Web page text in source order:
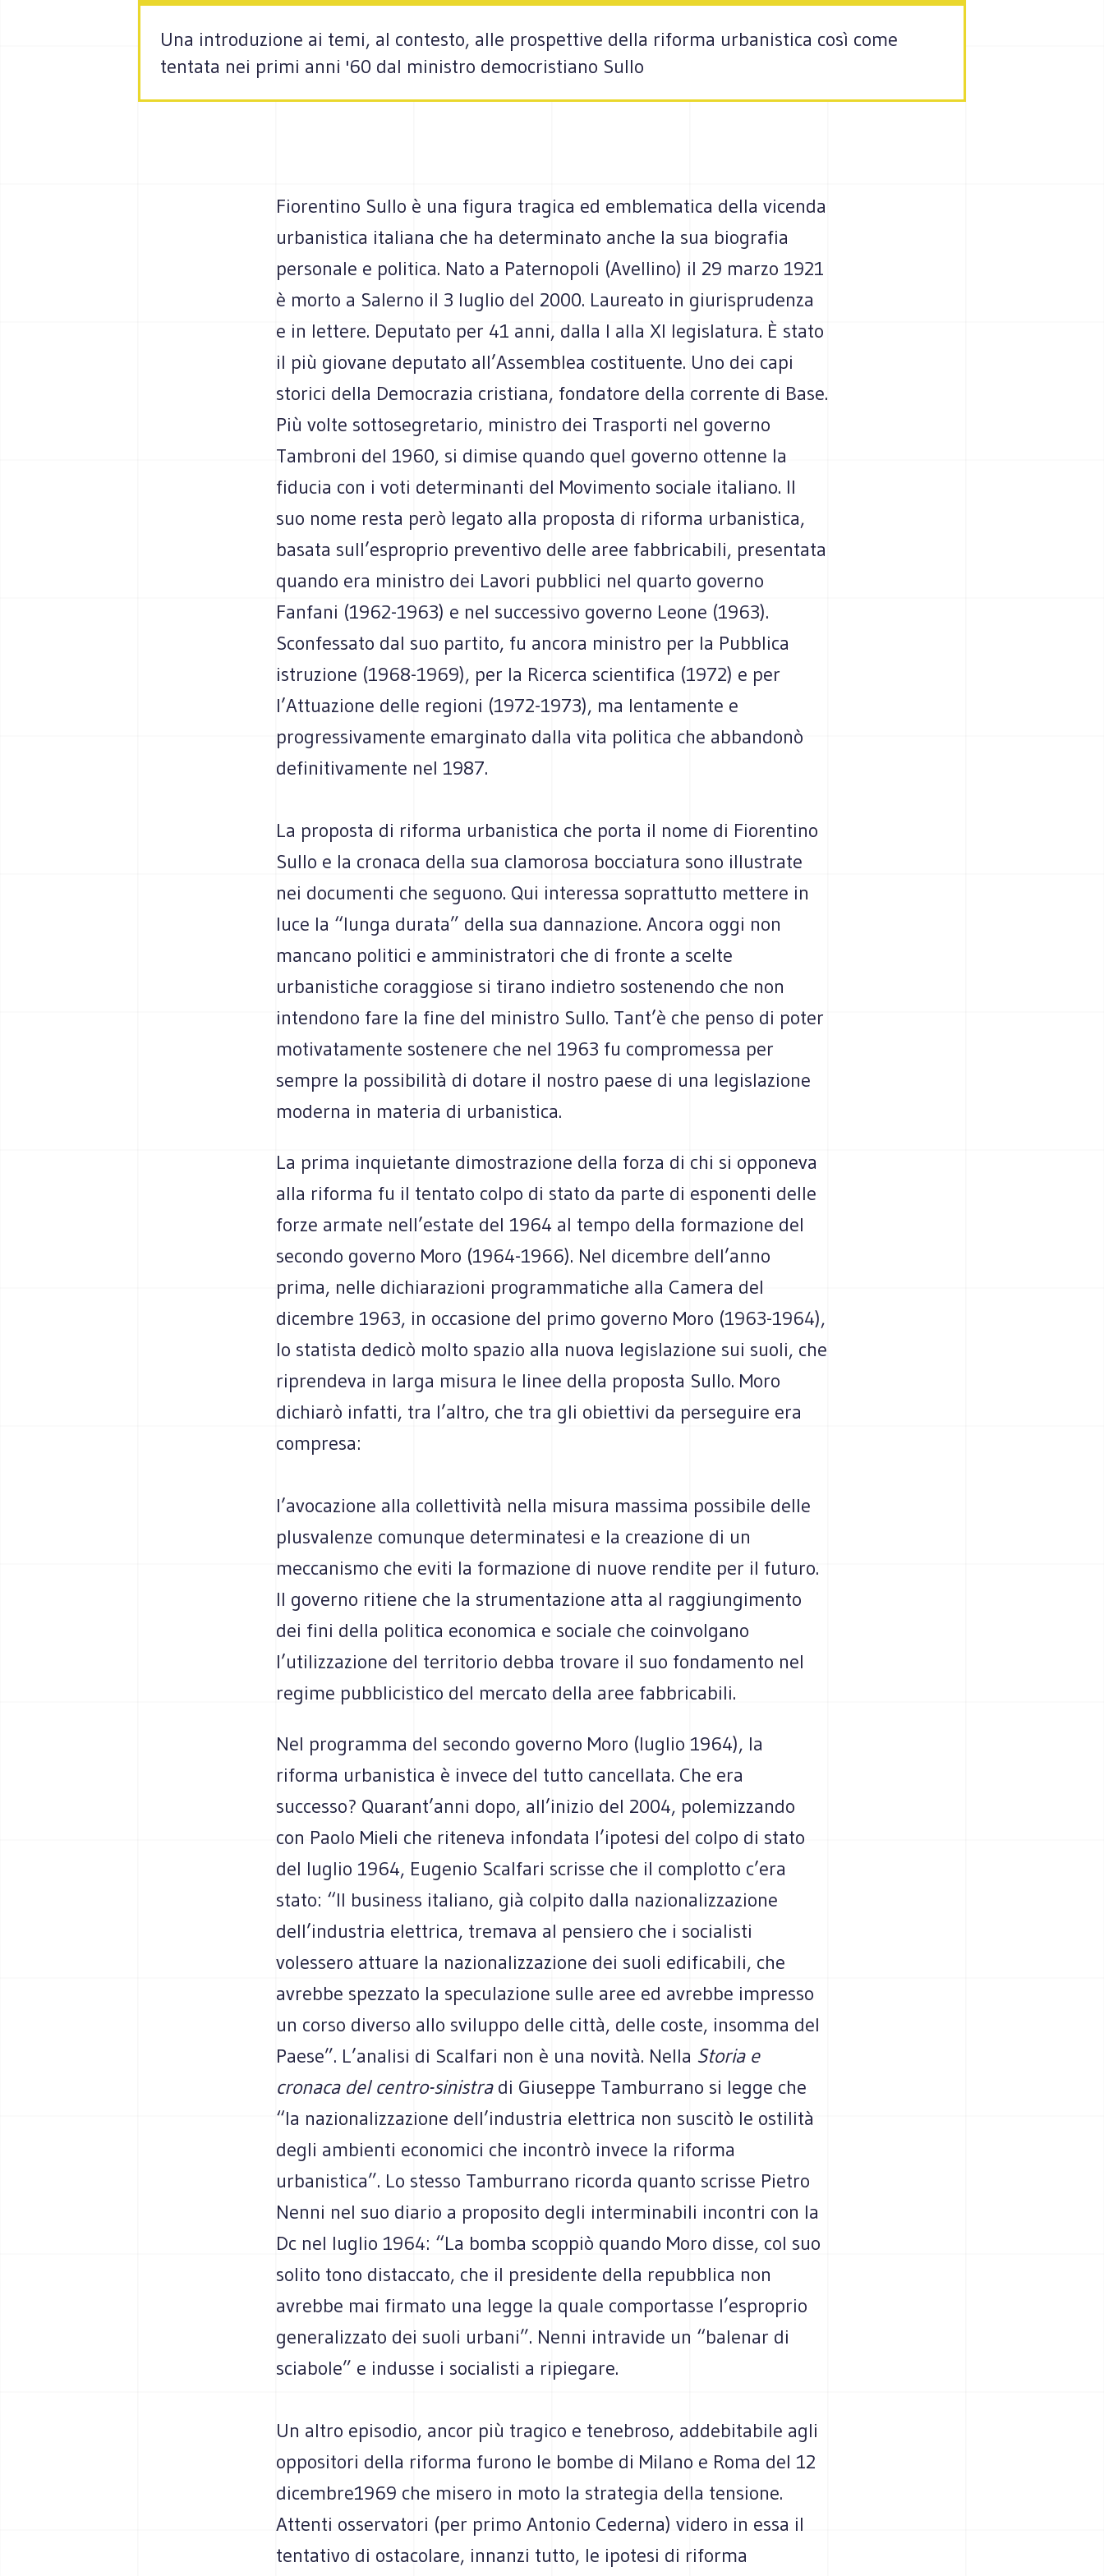
Una introduzione ai temi, al contesto, alle prospettive della riforma urbanistica così come
tentata nei primi anni '60 dal ministro democristiano Sullo
Fiorentino Sullo è una figura tragica ed emblematica della vicenda
urbanistica italiana che ha determinato anche la sua biografia
personale e politica. Nato a Paternopoli (Avellino) il 29 marzo 1921
è morto a Salerno il 3 luglio del 2000. Laureato in giurisprudenza
e in lettere. Deputato per 41 anni, dalla I alla XI legislatura. È stato
il più giovane deputato all’Assemblea costituente. Uno dei capi
storici della Democrazia cristiana, fondatore della corrente di Base.
Più volte sottosegretario, ministro dei Trasporti nel governo
Tambroni del 1960, si dimise quando quel governo ottenne la
fiducia con i voti determinanti del Movimento sociale italiano. Il
suo nome resta però legato alla proposta di riforma urbanistica,
basata sull’esproprio preventivo delle aree fabbricabili, presentata
quando era ministro dei Lavori pubblici nel quarto governo
Fanfani (1962-1963) e nel successivo governo Leone (1963).
Sconfessato dal suo partito, fu ancora ministro per la Pubblica
istruzione (1968-1969), per la Ricerca scientifica (1972) e per
l’Attuazione delle regioni (1972-1973), ma lentamente e
progressivamente emarginato dalla vita politica che abbandonò
definitivamente nel 1987.
La proposta di riforma urbanistica che porta il nome di Fiorentino
Sullo e la cronaca della sua clamorosa bocciatura sono illustrate
nei documenti che seguono. Qui interessa soprattutto mettere in
luce la “lunga durata” della sua dannazione. Ancora oggi non
mancano politici e amministratori che di fronte a scelte
urbanistiche coraggiose si tirano indietro sostenendo che non
intendono fare la fine del ministro Sullo. Tant’è che penso di poter
motivatamente sostenere che nel 1963 fu compromessa per
sempre la possibilità di dotare il nostro paese di una legislazione
moderna in materia di urbanistica.
La prima inquietante dimostrazione della forza di chi si opponeva
alla riforma fu il tentato colpo di stato da parte di esponenti delle
forze armate nell’estate del 1964 al tempo della formazione del
secondo governo Moro (1964-1966). Nel dicembre dell’anno
prima, nelle dichiarazioni programmatiche alla Camera del
dicembre 1963, in occasione del primo governo Moro (1963-1964),
lo statista dedicò molto spazio alla nuova legislazione sui suoli, che
riprendeva in larga misura le linee della proposta Sullo. Moro
dichiarò infatti, tra l’altro, che tra gli obiettivi da perseguire era
compresa:
l’avocazione alla collettività nella misura massima possibile delle
plusvalenze comunque determinatesi e la creazione di un
meccanismo che eviti la formazione di nuove rendite per il futuro.
Il governo ritiene che la strumentazione atta al raggiungimento
dei fini della politica economica e sociale che coinvolgano
l’utilizzazione del territorio debba trovare il suo fondamento nel
regime pubblicistico del mercato della aree fabbricabili.
Nel programma del secondo governo Moro (luglio 1964), la
riforma urbanistica è invece del tutto cancellata. Che era
successo? Quarant’anni dopo, all’inizio del 2004, polemizzando
con Paolo Mieli che riteneva infondata l’ipotesi del colpo di stato
del luglio 1964, Eugenio Scalfari scrisse che il complotto c’era
stato: “Il business italiano, già colpito dalla nazionalizzazione
dell’industria elettrica, tremava al pensiero che i socialisti
volessero attuare la nazionalizzazione dei suoli edificabili, che
avrebbe spezzato la speculazione sulle aree ed avrebbe impresso
un corso diverso allo sviluppo delle città, delle coste, insomma del
Paese”. L’analisi di Scalfari non è una novità. Nella Storia e
cronaca del centro-sinistradi Giuseppe Tamburrano si legge che
“la nazionalizzazione dell’industria elettrica non suscitò le ostilità
degli ambienti economici che incontrò invece la riforma
urbanistica”. Lo stesso Tamburrano ricorda quanto scrisse Pietro
Nenni nel suo diario a proposito degli interminabili incontri con la
Dc nel luglio 1964: “La bomba scoppiò quando Moro disse, col suo
solito tono distaccato, che il presidente della repubblica non
avrebbe mai firmato una legge la quale comportasse l’esproprio
generalizzato dei suoli urbani”. Nenni intravide un “balenar di
sciabole” e indusse i socialisti a ripiegare.
Un altro episodio, ancor più tragico e tenebroso, addebitabile agli
oppositori della riforma furono le bombe di Milano e Roma del 12
dicembre1969 che misero in moto la strategia della tensione.
Attenti osservatori (per primo Antonio Cederna) videro in essa il
tentativo di ostacolare, innanzi tutto, le ipotesi di riforma